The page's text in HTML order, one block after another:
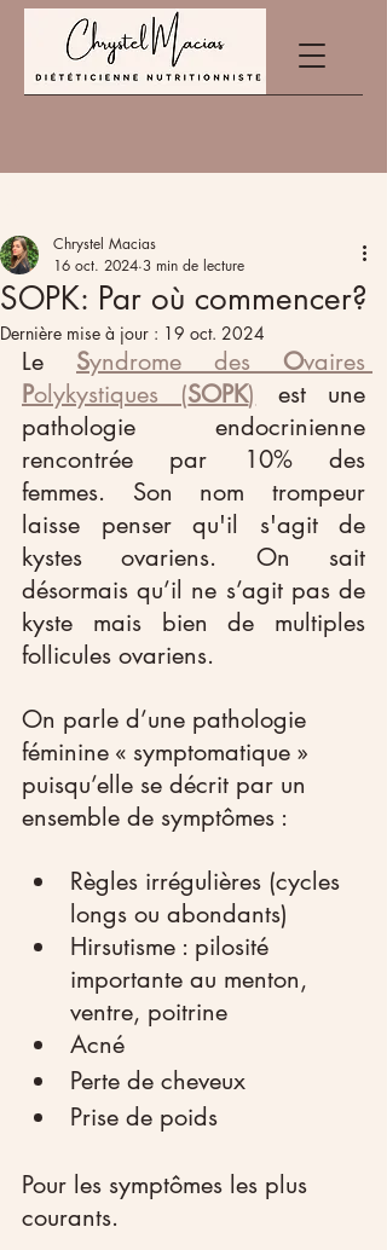
SOPK: Par où commencer?
Chrystel Macias
16 oct. 2024 3 min de lecture
Dernière mise à jour : 19 oct. 2024
Le Syndrome des O
Polykystiques (SOPK) est une
pathologie endocrinienne
rencontrée par 10% des
femmes. Son nom trompeur
laisse penser qu'il s'agit de
kystes ovariens. On sait
désormais qu’il ne s’agit pas de
kyste mais bien de multiples
follicules ovariens.
On parle d’une pathologie
féminine « symptomatique »
puisqu’elle se décrit par un
ensemble de symptômes :
Règles irrégulières (cycles
longs ou abondants)
Hirsutisme : pilosité
importante au menton,
ventre, poitrine
Acné
Perte de cheveux
Prise de poids
Pour les symptômes les plus
courants.